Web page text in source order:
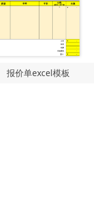
报价单excel模板